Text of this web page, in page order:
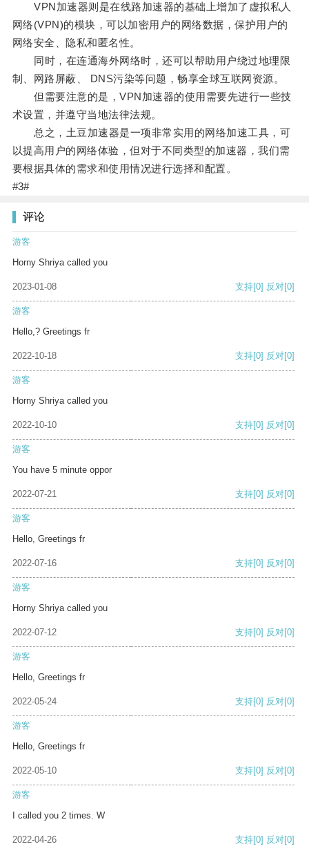
VPN加速器则是在线路加速器的基础上增加了虚拟私人
网络(VPN)的模块，可以加密用户的网络数据，保护用户的
网络安全、隐私和匿名性。
同时，在连通海外网络时，还可以帮助用户绕过地理限
制、网路屏蔽、 DNS污染等问题，畅享全球互联网资源。
但需要注意的是，VPN加速器的使用需要先进行一些技
术设置，并遵守当地法律法规。
总之，土豆加速器是一项非常实用的网络加速工具，可
以提高用户的网络体验，但对于不同类型的加速器，我们需
要根据具体的需求和使用情况进行选择和配置。
#3#
评论
游客
Horny Shriya called you
2023-01-08 支持[0] 反对[0]
游客
Hello,? Greetings fr
2022-10-18 支持[0] 反对[0]
游客
Horny Shriya called you
2022-10-10 支持[0] 反对[0]
游客
You have 5 minute oppor
2022-07-21 支持[0] 反对[0]
游客
Hello, Greetings fr
2022-07-16 支持[0] 反对[0]
游客
Horny Shriya called you
2022-07-12 支持[0] 反对[0]
游客
Hello, Greetings fr
2022-05-24 支持[0] 反对[0]
游客
Hello, Greetings fr
2022-05-10 支持[0] 反对[0]
游客
I called you 2 times. W
2022-04-26 支持[0] 反对[0]